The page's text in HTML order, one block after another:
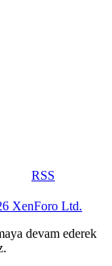
RSS
XenForo Ltd.
devam ederek